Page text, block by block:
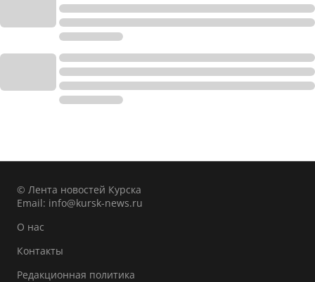
© Лента новостей Курска
Email: info@kursk-news.ru
О нас
Контакты
Редакционная политика